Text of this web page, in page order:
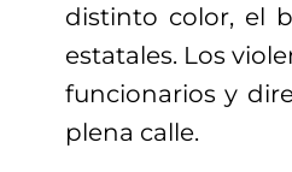
distinto color, el
estatales. Los
funcionarios y
plena calle.